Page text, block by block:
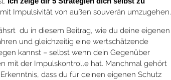
Impulsivität von außen souverän umzugehen.
du in diesem Beitrag, wie du deine eigenen
und gleichzeitig eine wertschätzende
kannst – selbst wenn dein Gegenüber
mit der Impulskontrolle hat. Manchmal gehört
dass du für deinen eigenen Schutz